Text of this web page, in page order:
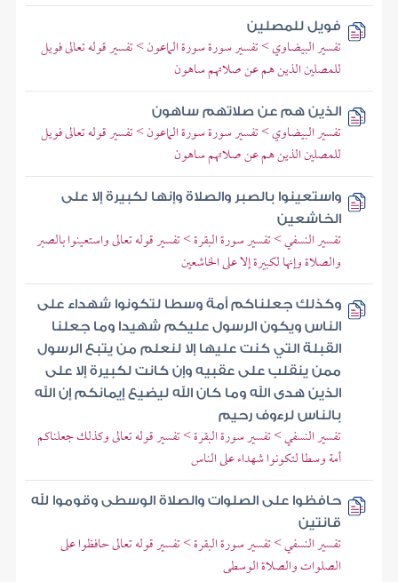
فويل للمصلين
تفسير البيضاوي > تفسير سورة سورة الماعون > تفسير قوله تعالى فويل
للمصلين الذين هم عن صلاتهم ساهون
الذين هم عن صلاتهم ساهون
تفسير البيضاوي > تفسير سورة سورة الماعون > تفسير قوله تعالى فويل
للمصلين الذين هم عن صلاتهم ساهون
واستعينوا بالصبر والصلاة وإنها لكبيرة إلا على
الخاشعين
تفسير النسفي > تفسير سورة البقرة > تفسير قوله تعالى واستعينوا بالصبر
والصلاة وإنها لكبيرة إلا على الخاشعين
وكذلك جعلناكم أمة وسطا لتكونوا شهداء على
الناس ويكون الرسول عليكم شهيدا وما جعلنا
القبلة التي كنت عليها إلا لنعلم من يتبع الرسول
ممن ينقلب على عقبيه وإن كانت لكبيرة إلا على
الذين هدى الله وما كان الله ليضيع إيمانكم إن الله
بالناس لرءوف رحيم
تفسير النسفي > تفسير سورة البقرة > تفسير قوله تعالى وكذلك جعلناكم
أمة وسطا لتكونوا شهداء على الناس
حافظوا على الصلوات والصلاة الوسطى وقوموا لله
قانتين
تفسير النسفي > تفسير سورة البقرة > تفسير قوله تعالى حافظوا على
الصلوات والصلاة الوسطى